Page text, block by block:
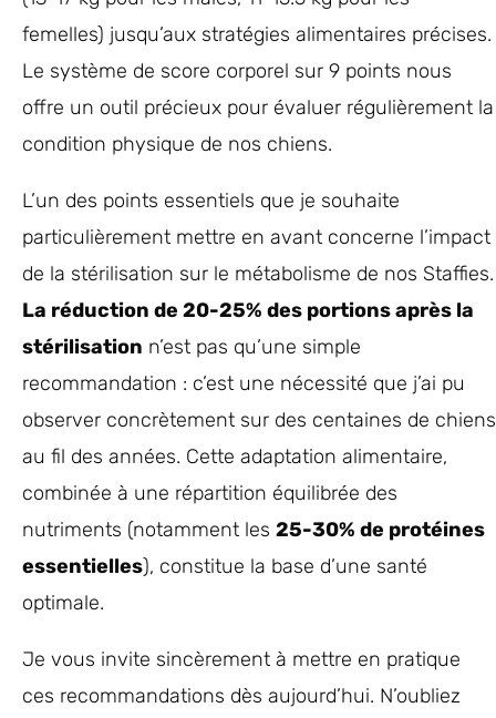
femelles) jusqu’aux stratégies alimentaires précises.
Le système de score corporel sur 9 points nous
offre un outil précieux pour évaluer régulièrement la
condition physique de nos chiens.
L’un des points essentiels que je souhaite
particulièrement mettre en avant concerne l’impact
de la stérilisation sur le métabolisme de nos Staffies.
La réduction de 20-25% des portions après la
stérilisation n’est pas qu’une simple
recommandation : c’est une nécessité que j’ai pu
observer concrètement sur des centaines de chiens
au fil des années. Cette adaptation alimentaire,
combinée à une répartition équilibrée des
nutriments (notamment les 25-30% de protéines
essentielles), constitue la base d’une santé
optimale.
Je vous invite sincèrement à mettre en pratique
ces recommandations dès aujourd’hui. N’oubliez